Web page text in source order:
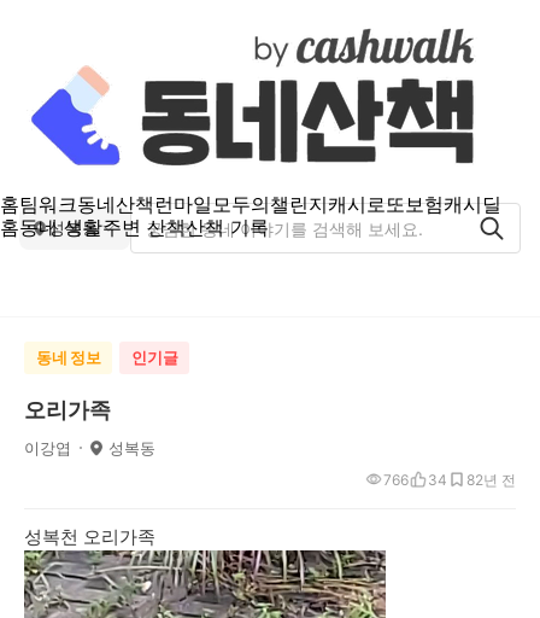
홈팀워크동네산책런마일모두의챌린지캐시로또보험캐시딜
홈동네 생활주변 산책산책 기록
성복동
동네 정보 인기글
오리가족
이강엽 성복동
2년 전
766 34 8
성복천 오리가족